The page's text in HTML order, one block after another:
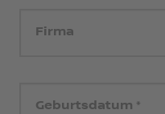
Firma
Geburtsdatum